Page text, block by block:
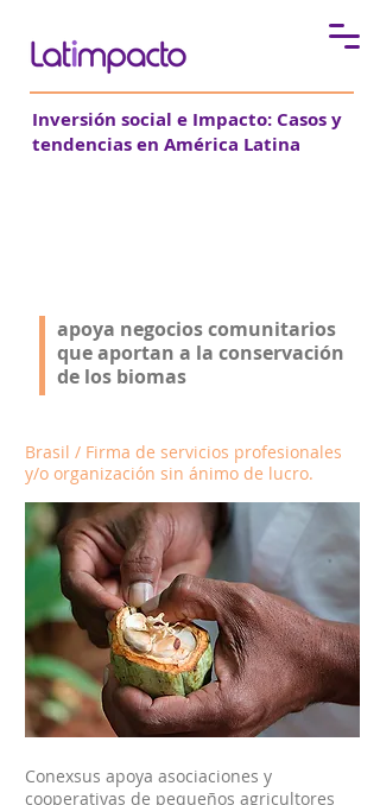
Inversión social e Impacto: Casos y
tendencias en América Latina
apoya negocios comunitarios
que aportan a la conservación
de los biomas
Brasil / Firma de servicios profesionales
y/o organización sin ánimo de lucro.
Conexsus apoya asociaciones y
cooperativas de pequeños agricultores